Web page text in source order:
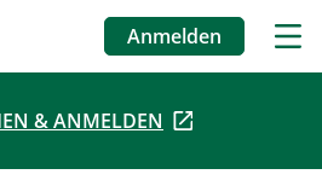
Direkt
Benutzermenü
Anmelden
& ANMELDEN